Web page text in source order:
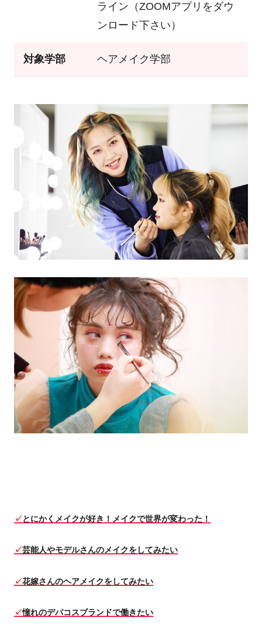
ライン（ZOOMアプリをダウ
ンロード下さい）
対象学部 ヘアメイク学部
✓とにかくメイクが好き！メイクで世界が変わった！
✓芸能人やモデルさんのメイクをしてみたい
✓花嫁さんのヘアメイクをしてみたい
✓憧れのデパコスブランドで働きたい